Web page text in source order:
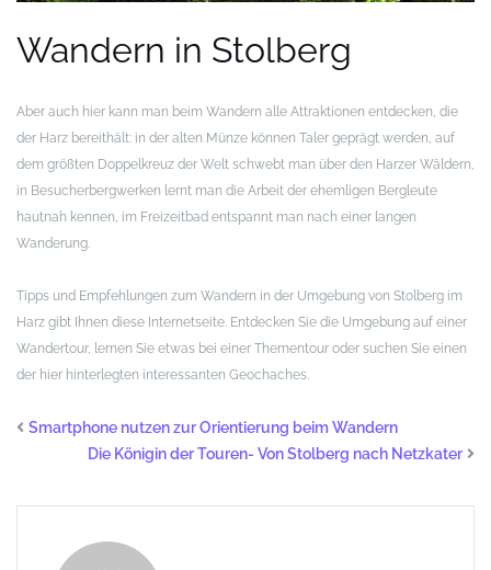
Wandern in Stolberg
Aber auch hier kann man beim Wandern alle Attraktionen entdecken, die
der Harz bereithält: in der alten Münze können Taler geprägt werden, auf
dem größten Doppelkreuz der Welt schwebt man über den Harzer Wäldern,
in Besucherbergwerken lernt man die Arbeit der ehemligen Bergleute
hautnah kennen, im Freizeitbad entspannt man nach einer langen
Wanderung.
Tipps und Empfehlungen zum Wandern in der Umgebung von Stolberg im
Harz gibt Ihnen diese Internetseite. Entdecken Sie die Umgebung auf einer
Wandertour, lernen Sie etwas bei einer Thementour oder suchen Sie einen
der hier hinterlegten interessanten Geochaches.
Smartphone nutzen zur Orientierung beim Wandern
Die Königin der Touren- Von Stolberg nach Netzkater